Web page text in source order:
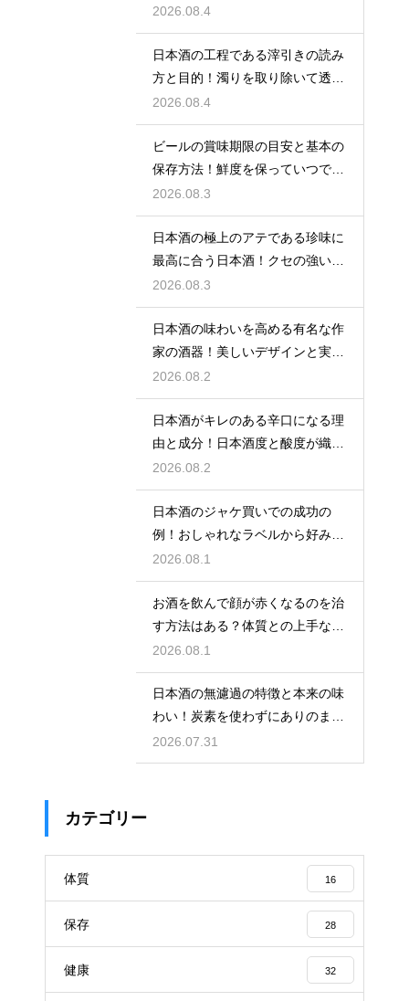
価格
2026.08.4
日本酒の工程である滓引きの読み
方と目的！濁りを取り除いて透明
な清酒に
2026.08.4
ビールの賞味期限の目安と基本の
保存方法！鮮度を保っていつでも
美味しく
2026.08.3
日本酒の極上のアテである珍味に
最高に合う日本酒！クセの強い旨
味を堪能
2026.08.3
日本酒の味わいを高める有名な作
家の酒器！美しいデザインと実用
性を堪能
2026.08.2
日本酒がキレのある辛口になる理
由と成分！日本酒度と酸度が織り
なす味
2026.08.2
日本酒のジャケ買いでの成功の
例！おしゃれなラベルから好みの
味を探す
2026.08.1
お酒を飲んで顔が赤くなるのを治
す方法はある？体質との上手な付
き合い方
2026.08.1
日本酒の無濾過の特徴と本来の味
わい！炭素を使わずにありのまま
を楽しむ
2026.07.31
カテゴリー
体質 16
保存 28
健康 32